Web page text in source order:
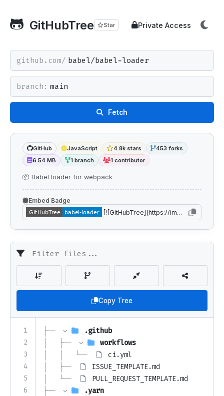
GitHubTree Star Private Access
github.com/
branch:
Fetch
GitHub JavaScript 4.8k stars
453 forks
6.54 MB
1 branch 1 contributor
📦 Babel loader for webpack
Embed Badge
Copy Tree
1
2
3
4
5
6
├──
.github
│   ├──
workflows
│   │   └──
ci.yml
│   ├──
ISSUE_TEMPLATE.md
│   └──
PULL_REQUEST_TEMPLATE.md
├──
.yarn